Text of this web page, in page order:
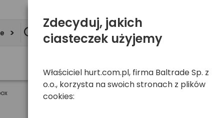
Zdecyduj, jakich
ciasteczek użyjemy
Właściciel hurt.com.pl, firma Baltrade Sp. z
o.o., korzysta na swoich stronach z plików
cookies: